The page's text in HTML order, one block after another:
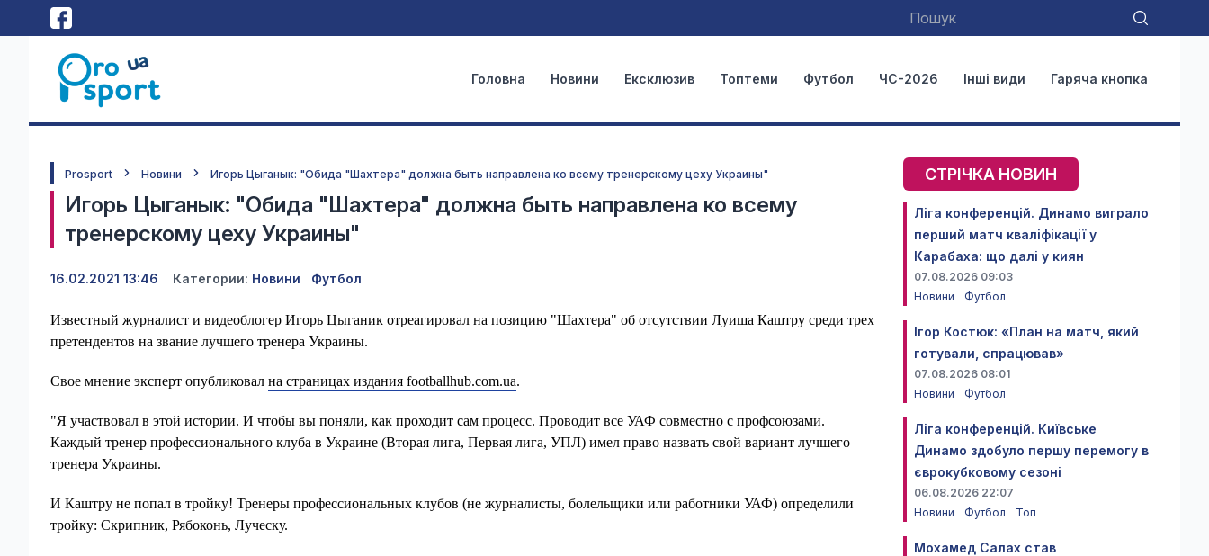
Головна Новини Ексклюзив Топтеми Футбол ЧС-2026 Інші види Гаряча кнопка
Prosport Новини Игорь Цыганык: "Обида "Шахтера" должна быть направлена ​​ко всему тренерскому цеху Украины"
Игорь Цыганык: "Обида "Шахтера" должна быть направлена ​​ко всему
тренерскому цеху Украины"
16.02.2021 13:46 Категории: Новини Футбол
Известный журналист и видеоблогер Игорь Цыганик отреагировал на позицию "Шахтера" об отсутствии Луиша Каштру среди трех
претендентов на звание лучшего тренера Украины.
Свое мнение эксперт опубликовал на страницах издания footballhub.com.ua.
"Я участвовал в этой истории. И чтобы вы поняли, как проходит сам процесс. Проводит все УАФ совместно с профсоюзами.
Каждый тренер профессионального клуба в Украине (Вторая лига, Первая лига, УПЛ) имел право назвать свой вариант лучшего
тренера Украины.
И Каштру не попал в тройку! Тренеры профессиональных клубов (не журналисты, болельщики или работники УАФ) определили
тройку: Скрипник, Рябоконь, Луческу.
СТРІЧКА НОВИН
Ліга конференцій. Динамо виграло
перший матч кваліфікації у
Карабаха: що далі у киян
07.08.2026 09:03
Новини
Футбол
Ігор Костюк: «План на матч, який
готували, спрацював»
07.08.2026 08:01
Новини
Футбол
Ліга конференцій. Київське
Динамо здобуло першу перемогу в
єврокубковому сезоні
06.08.2026 22:07
Новини
Футбол Топ
Мохамед Салах став